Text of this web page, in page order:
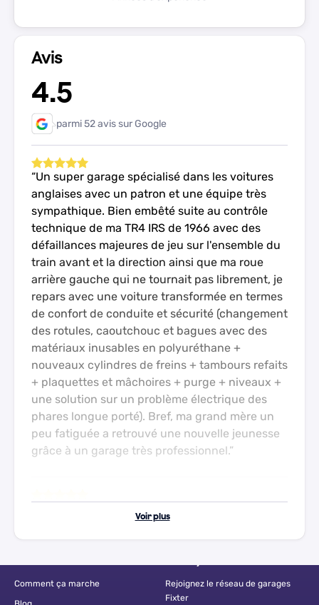
Réparation de la climatisation
Service de transmission
Remplacement de la batterie
Avis
4.5
parmi 52 avis sur Google
Un super garage spécialisé dans les voitures
anglaises avec un patron et une équipe très
sympathique. Bien embêté suite au contrôle
technique de ma TR4 IRS de 1966 avec des
défaillances majeures de jeu sur l'ensemble du
train avant et la direction ainsi que ma roue
arrière gauche qui ne tournait pas librement, je
repars avec une voiture transformée en termes
de confort de conduite et sécurité (changement
des rotules, caoutchouc et bagues avec des
matériaux inusables en polyuréthane +
nouveaux cylindres de freins + tambours refaits
+ plaquettes et mâchoires + purge + niveaux +
une solution sur un problème électrique des
phares longue porté). Bref, ma grand mère un
peu fatiguée a retrouvé une nouvelle jeunesse
grâce à un garage très professionnel.
anciennes. Ma tr6 a été prise en charge après
une série de réparations catastrophiques dans
auto et son équipe elle fonctionne à merveille.
Très sérieux tient les délais, informe de ce qui
Voir plus
Comment ça marche
Rejoignez le réseau de garages
Fixter